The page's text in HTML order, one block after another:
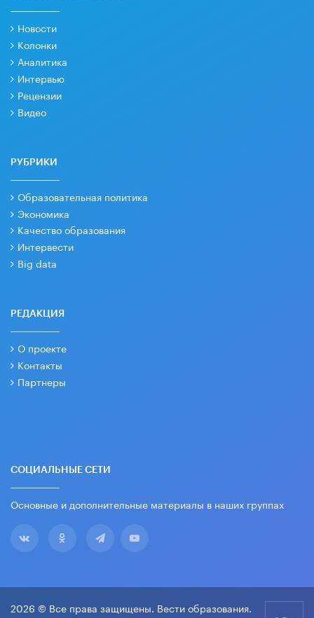
Новости
Колонки
Аналитика
Интервью
Рецензии
Видео
РУБРИКИ
Образовательная политика
Экономика
Качество образования
Интервести
Big data
РЕДАКЦИЯ
О проекте
Контакты
Партнеры
СОЦИАЛЬНЫЕ СЕТИ
Основные и дополнительные материалы в наших группах
2026 © Все права защищены. Вести образования.